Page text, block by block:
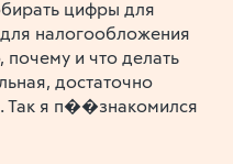
цифры для
налогообложения
почему и что делать
достаточно
Так я п��знакомился